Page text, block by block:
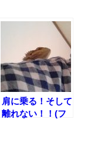
肩に乗る！そして
離れない！！(フ